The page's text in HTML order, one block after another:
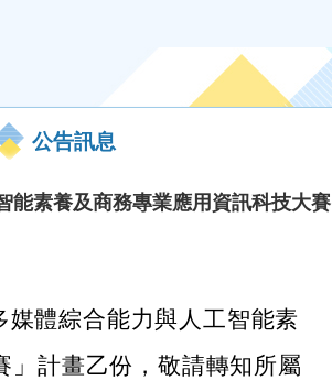
公告訊息
能素養及商務專業應用資訊科技大賽
體綜合能力與人工智能素
」計畫乙份，敬請轉知所屬